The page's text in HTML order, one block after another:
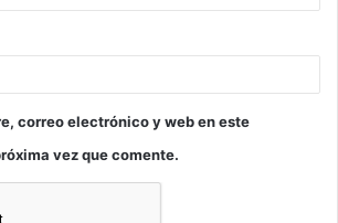
correo electrónico y web en este
vez que comente.